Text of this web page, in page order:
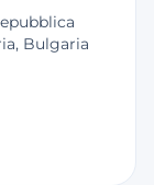
Bulgaria